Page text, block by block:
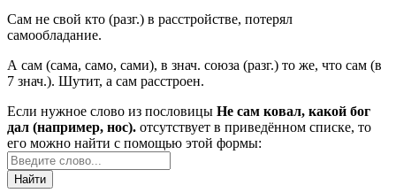
Сам не свой кто (разг.) в расстройстве, потерял
самообладание.
А сам (сама, само, сами), в знач. союза (разг.) то же, что сам (в
7 знач.). Шутит, а сам расстроен.
Если нужное слово из пословицы Не сам ковал, какой бог
дал (например, нос). отсутствует в приведённом списке, то
его можно найти с помощью этой формы:
Найти